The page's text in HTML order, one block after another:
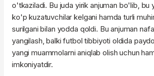
o'tkaziladi. Bu juda yirik anjuman bo'lib, bu
ko'p kuzatuvchilar kelgani hamda turli
surilgani bilan yodda qoldi. Bu anjuman
yangilash, balki futbol tibbiyoti oldida
yangi muammolarni aniqlab olish uchun
imkoniyatdir.